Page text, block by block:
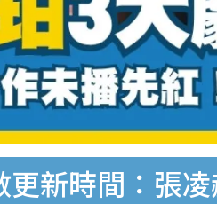
新時間：張